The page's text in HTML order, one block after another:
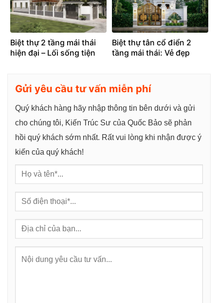
Biệt thự 2 tầng mái thái
hiện đại – Lối sống tiện
Biệt thự tân cổ điển 2
tầng mái thái: Vẻ đẹp
Gửi yêu cầu tư vấn miễn phí
Quý khách hàng hãy nhập thông tin bên dưới và gửi
cho chúng tôi, Kiến Trúc Sư của Quốc Bảo sẽ phản
hồi quý khách sớm nhất. Rất vui lòng khi nhận được ý
kiến của quý khách!